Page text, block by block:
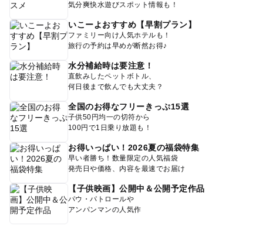
気分爽快水遊びスポット情報も！
いこーよおすすめ【早割プラン】
ファミリー向け人気ホテルも！
旅行の予約は早めが断然お得♪
水分補給時は要注意！
直飲みしたペットボトル、
何日後まで飲んでも大丈夫？
全国のお得なフリーきっぷ15選
子供50円均一の切符から
100円で1日乗り放題も！
お得いっぱい！2026夏の福袋特集
早い者勝ち！数量限定の人気福袋
発売日や価格、内容を最速でお届け
【子供映画】公開中＆公開予定作品
パウ・パトロールや
アンパンマンの人気作